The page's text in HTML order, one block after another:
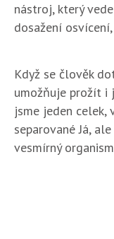
nástroj, který
dosažení
Když se člověk
umožňuje prožít i
jsme jeden celek,
separované Já,
vesmírný